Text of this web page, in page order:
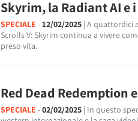
Skyrim, la Radiant AI
SPECIALE -12/02/2025 | A quattordici
Scrolls V: Skyrim continua a vivere
preso vita.
Red Dead Redemption
SPECIALE -02/02/2025 | In questo